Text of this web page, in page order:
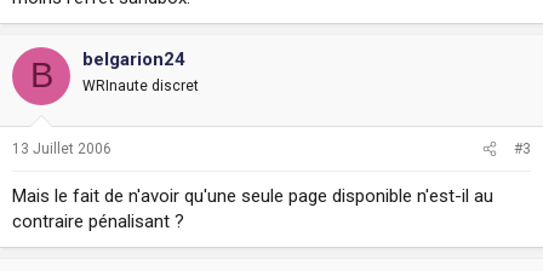
B belgarion24
WRInaute discret
13 Juillet 2006 #3
Mais le fait de n'avoir qu'une seule page disponible n'est-il au
contraire pénalisant ?